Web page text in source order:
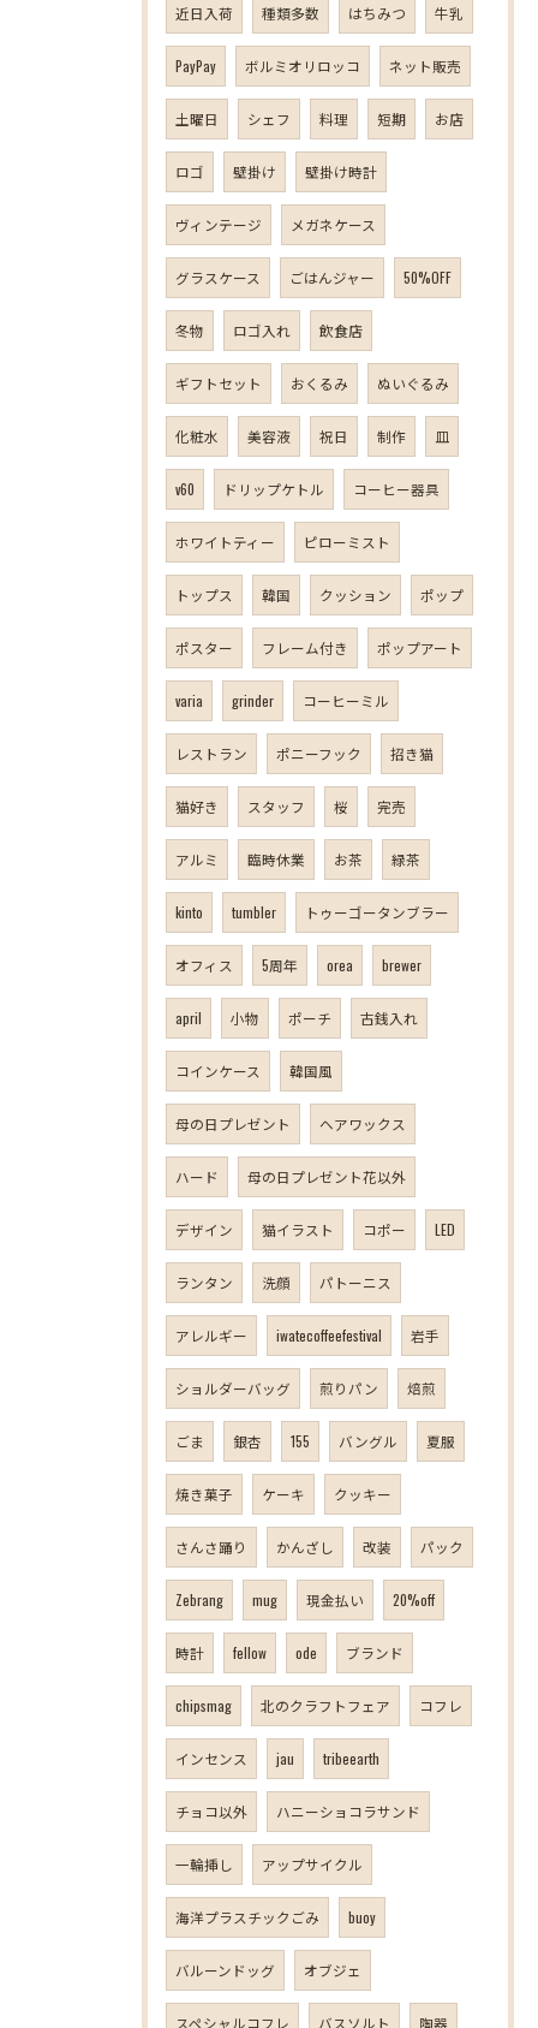
近日入荷 種類多数 はちみつ 牛乳
PayPay ボルミオリロッコ ネット販売
土曜日 シェフ 料理 短期 お店
ロゴ 壁掛け 壁掛け時計
ヴィンテージ メガネケース
グラスケース ごはんジャー 50%OFF
冬物 ロゴ入れ 飲食店
ギフトセット おくるみ ぬいぐるみ
化粧水 美容液 祝日 制作 皿
v60 ドリップケトル コーヒー器具
ホワイトティー ピローミスト
トップス 韓国 クッション ポップ
ポスター フレーム付き ポップアート
varia grinder コーヒーミル
レストラン ポニーフック 招き猫
猫好き スタッフ 桜 完売
アルミ 臨時休業 お茶 緑茶
kinto tumbler トゥーゴータンブラー
オフィス 5周年 orea brewer
april 小物 ポーチ 古銭入れ
コインケース 韓国風
母の日プレゼント ヘアワックス
ハード 母の日プレゼント花以外
デザイン 猫イラスト コポー LED
ランタン 洗顔 パトーニス
アレルギー iwatecoffeefestival 岩手
ショルダーバッグ 煎りパン 焙煎
ごま 銀杏 155 バングル 夏服
焼き菓子 ケーキ クッキー
さんさ踊り かんざし 改装 パック
Zebrang mug 現金払い 20%off
時計 fellow ode ブランド
chipsmag 北のクラフトフェア コフレ
インセンス jau tribeearth
チョコ以外 ハニーショコラサンド
一輪挿し アップサイクル
海洋プラスチックごみ buoy
バルーンドッグ オブジェ
スペシャルコフレ バスソルト 陶器